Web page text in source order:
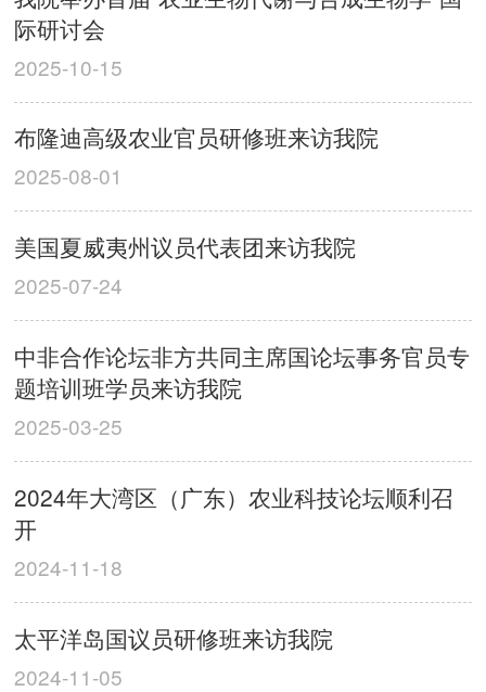
际研讨会
2025-10-15
布隆迪高级农业官员研修班来访我院
2025-08-01
美国夏威夷州议员代表团来访我院
2025-07-24
中非合作论坛非方共同主席国论坛事务官员专
题培训班学员来访我院
2025-03-25
2024年大湾区（广东）农业科技论坛顺利召
开
2024-11-18
太平洋岛国议员研修班来访我院
2024-11-05